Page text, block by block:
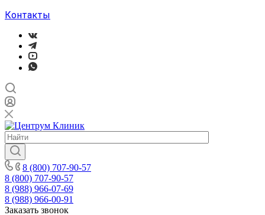
Контакты
8 (800) 707-90-57
8 (800) 707-90-57
8 (988) 966-07-69
8 (988) 966-00-91
Заказать звонок